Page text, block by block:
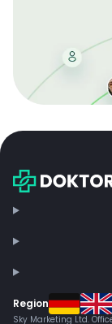
bei jeder
Region
Sky Marketing Ltd.